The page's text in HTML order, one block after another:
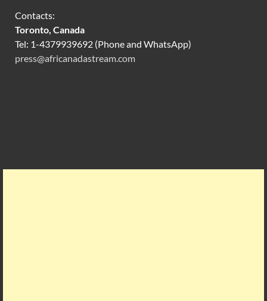
Contacts:
Toronto, Canada
Tel: 1-4379939692 (Phone and WhatsApp)
press@africanadastream.com